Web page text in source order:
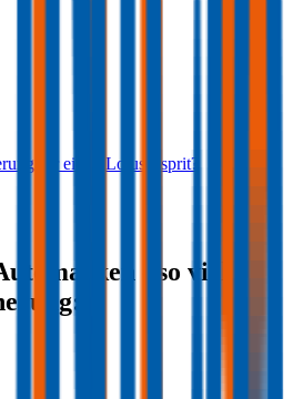
für einen Lotus Esprit?
- so viel